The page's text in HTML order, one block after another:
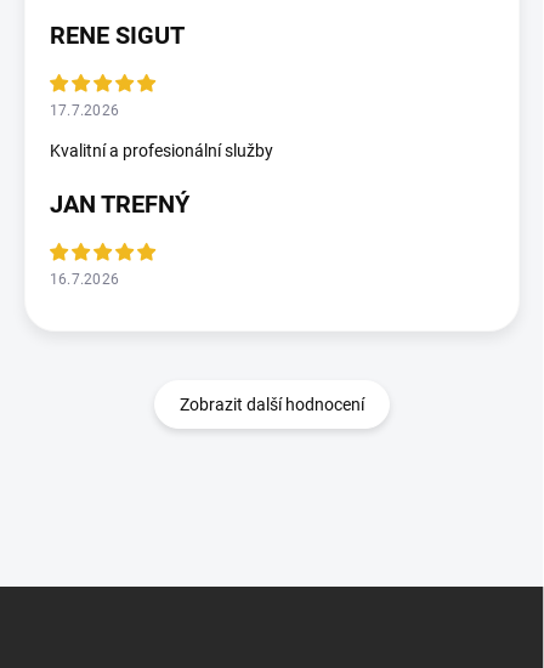
RENE SIGUT
17.7.2026
Kvalitní a profesionální služby
JAN TREFNÝ
16.7.2026
Zobrazit další hodnocení